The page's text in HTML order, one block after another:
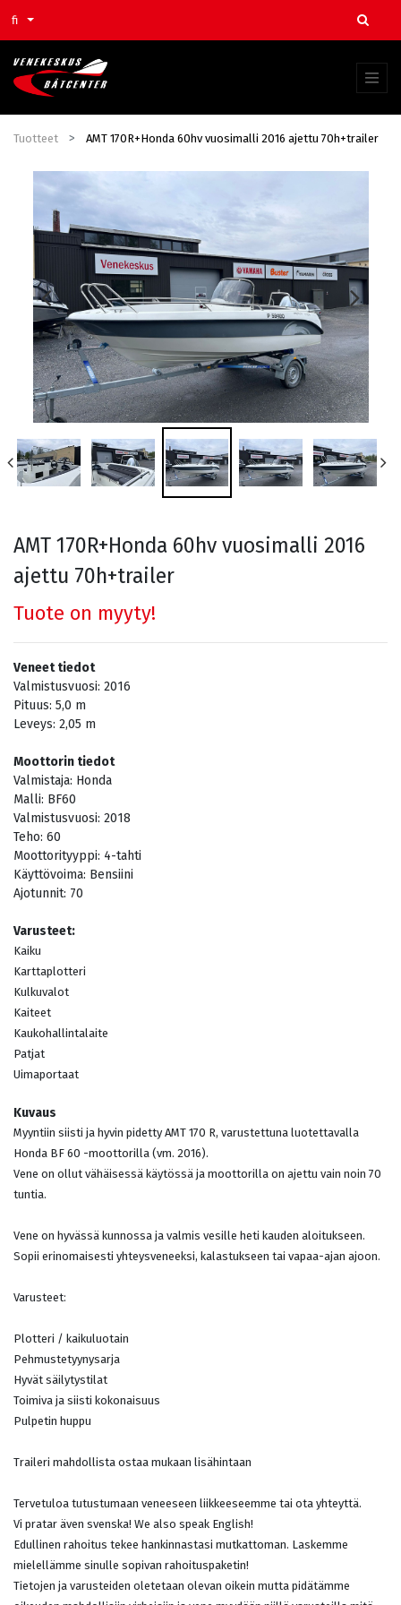
fi
Tuotteet AMT 170R+Honda 60hv vuosimalli 2016 ajettu 70h+trailer
AMT 170R+Honda 60hv vuosimalli 2016
ajettu 70h+trailer
Tuote on myyty!
Veneet tiedot
Valmistusvuosi: 2016
Pituus: 5,0 m
Leveys: 2,05 m
Moottorin tiedot
Valmistaja: Honda
Malli: BF60
Valmistusvuosi: 2018
Teho: 60
Moottorityyppi: 4-tahti
Käyttövoima: Bensiini
Ajotunnit: 70
Varusteet:
Kaiku
Karttaplotteri
Kulkuvalot
Kaiteet
Kaukohallintalaite
Patjat
Uimaportaat
Kuvaus
Myyntiin siisti ja hyvin pidetty AMT 170 R, varustettuna luotettavalla
Honda BF 60 -moottorilla (vm. 2016).
Vene on ollut vähäisessä käytössä ja moottorilla on ajettu vain noin 70
tuntia.
Vene on hyvässä kunnossa ja valmis vesille heti kauden aloitukseen.
Sopii erinomaisesti yhteysveneeksi, kalastukseen tai vapaa-ajan ajoon.
Varusteet:
Plotteri / kaikuluotain
Pehmustetyynysarja
Hyvät säilytystilat
Toimiva ja siisti kokonaisuus
Pulpetin huppu
Traileri mahdollista ostaa mukaan lisähintaan
Tervetuloa tutustumaan veneeseen liikkeeseemme tai ota yhteyttä.
Vi pratar även svenska! We also speak English!
Edullinen rahoitus tekee hankinnastasi mutkattoman. Laskemme
mielellämme sinulle sopivan rahoituspaketin!
Tietojen ja varusteiden oletetaan olevan oikein mutta pidätämme